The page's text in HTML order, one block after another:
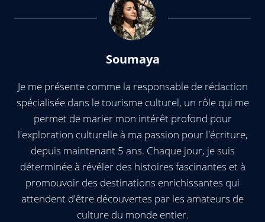
Soumaya
Je me présente comme la responsable de rédaction
spécialisée dans le tourisme culturel, un rôle qui me
permet de marier mon intérêt profond pour
l'exploration culturelle à ma passion pour l'écriture,
depuis maintenant 5 ans. Chaque jour, je suis
déterminée à révéler des histoires fascinantes et à
promouvoir des destinations enrichissantes qui
attendent d'être découvertes par les amateurs de
culture du monde entier.